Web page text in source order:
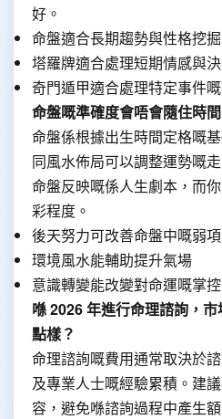
好。
命盤適合長期趨勢與性格挖掘
塔羅牌適合處理短期情感與
奇門遁甲適合處理特定事件
命盤嘅準確度會唔會隨住時
命盤係根據出生時間定格嘅
同風水佈局可以調整運勢嘅
命盤反映嘅係人生劇本，而
彩程度。
後天努力可改善命盤中嘅弱項
環境風水能輔助提升氣場
意識轉變能改變對命運嘅掌
喺 2026 年進行命理諮詢，
點樣？
命理諮詢嘅費用通常取決於
及專業人士嘅經驗累積。建
容，避免喺諮詢過程中產生